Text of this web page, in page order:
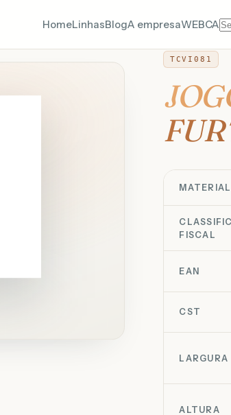
HomeLinhasBlogA empresaWEBCA
TCVI081
MATERIAL
FISCAL
EAN
CST
LARGURA
ALTURA